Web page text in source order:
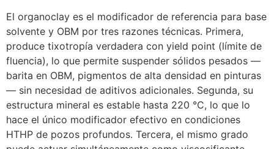
El organoclay es el modificador de referencia para base
solvente y OBM por tres razones técnicas. Primera,
produce tixotropía verdadera con yield point (límite de
fluencia), lo que permite suspender sólidos pesados —
barita en OBM, pigmentos de alta densidad en pinturas
— sin necesidad de aditivos adicionales. Segunda, su
estructura mineral es estable hasta 220 °C, lo que lo
hace el único modificador efectivo en condiciones
HTHP de pozos profundos. Tercera, el mismo grado